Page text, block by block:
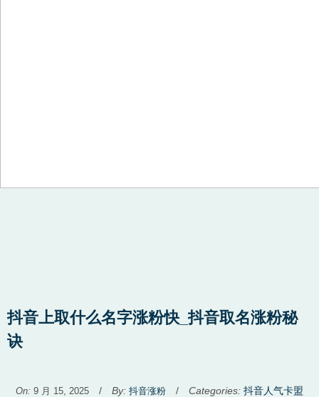
抖音上取什么名字涨粉快_抖音取名涨粉秘
诀
On: 9 月 15, 2025 / By: 抖音涨粉 / Categories: Used
抖音人气卡盟